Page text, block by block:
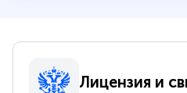
Лицензия и